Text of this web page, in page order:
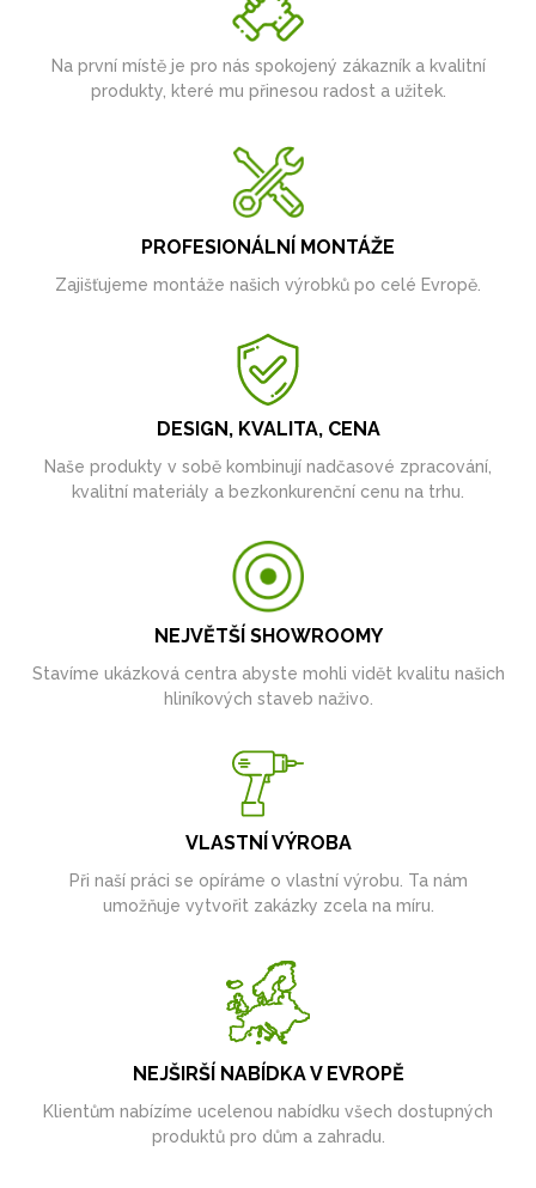
Na první místě je pro nás spokojený zákazník a kvalitní
produkty, které mu přinesou radost a užitek.
PROFESIONÁLNÍ MONTÁŽE
Zajišťujeme montáže našich výrobků po celé Evropě.
DESIGN, KVALITA, CENA
Naše produkty v sobě kombinují nadčasové zpracování,
kvalitní materiály a bezkonkurenční cenu na trhu.
NEJVĚTŠÍ SHOWROOMY
Stavíme ukázková centra abyste mohli vidět kvalitu našich
hliníkových staveb naživo.
VLASTNÍ VÝROBA
Při naší práci se opíráme o vlastní výrobu. Ta nám
umožňuje vytvořit zakázky zcela na míru.
NEJŠIRŠÍ NABÍDKA V EVROPĚ
Klientům nabízíme ucelenou nabídku všech dostupných
produktů pro dům a zahradu.